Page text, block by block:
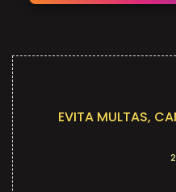
EVITA MULTAS,